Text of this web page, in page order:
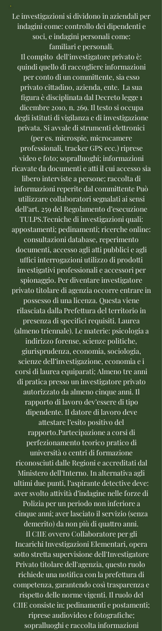
Le investigazioni si dividono in aziendali per
indagini come: controllo dei dipendenti e
soci, e indagini personali come:
familiari e personali.
Il compito dell'investigatore privato è:
quindi quello di raccogliere informazioni
per conto di un committente, sia esso
privato cittadino, azienda, ente. La sua
figura è disciplinata dal Decreto legge 1
dicembre 2010, n. 269. Il testo si occupa
degli istituti di vigilanza e di investigazione
privata. Si avvale di strumenti elettronici
(per es. microspie, microcamere
professionali, tracker GPS ecc.) riprese
video e foto; sopralluoghi; informazioni
ricavate da documenti e atti il cui accesso sia
libero interviste a persone; raccolta di
informazioni reperite dal committente Può
utilizzare collaboratori segnalati ai sensi
dell’art. 259 del Regolamento d’esecuzione
TULPS.Tecniche di investigazioni quali:
appostamenti; pedinamenti; ricerche online:
consultazioni database, reperimento
documenti, accesso agli atti pubblici e agli
uffici interrogazioni utilizzo di prodotti
investigativi professionali e accessori per
spionaggio. Per diventare investigatore
privato titolare di agenzia occorre entrare in
possesso di una licenza. Questa viene
rilasciata dalla Prefettura del territorio in
presenza di specifici requisiti. Laurea
(almeno triennale). Le materie: psicologia a
indirizzo forense, scienze politiche,
giurisprudenza, economia, sociologia,
scienze dell’investigazione, economia e i
corsi di laurea equiparati; Almeno tre anni
di pratica presso un investigatore privato
autorizzato da almeno cinque anni. Il
rapporto di lavoro dev’essere di tipo
dipendente. Il datore di lavoro deve
attestare l’esito positivo del
rapporto.Partecipazione a corsi di
perfezionamento teorico pratico di
università o centri di formazione
riconosciuti dalle Regioni e accreditati dal
Ministero dell’Interno. In alternativa agli
ultimi due punti, l’aspirante detective deve:
aver svolto attività d’indagine nelle forze di
Polizia per un periodo non inferiore a
cinque anni; aver lasciato il servizio (senza
demerito) da non più di quattro anni.
Il CIIE ovvero Collaboratore per gli
Incarichi Investigazioni Elementari, opera
sotto stretta supervisione dell'Investigatore
Privato titolare dell'agenzia, questo ruolo
richiede una notifica con la prefettura di
competenza, garantendo così trasparenza e
rispetto delle norme vigenti. Il ruolo del
CIIE consiste in: pedinamenti e postamenti;
riprese audiovideo e fotografiche;
sopralluoghi e raccolta informazioni​​